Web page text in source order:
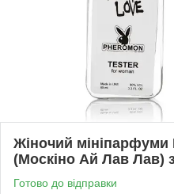
Жіночий
(Москіно Ай Лав Лав)
Готово до відправки